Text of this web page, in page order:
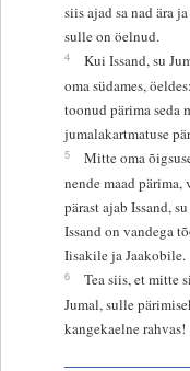
siis ajad sa nad ära
sulle on öelnud.
4
Kui Issand, su
oma südames,
toonud pärima seda
jumalakartmatuse
5
Mitte oma
nende maad pärima,
pärast ajab Issand,
Issand on vandega
Iisakile ja Jaakobile.
6
Tea siis, et mitte
Jumal, sulle
kangekaelne rahvas!